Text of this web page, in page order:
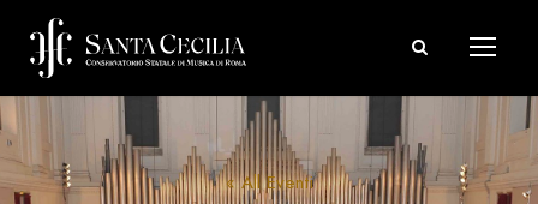
« All Eventi